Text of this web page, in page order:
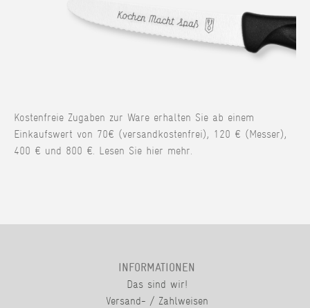
Kostenfreie Zugaben zur Ware erhalten Sie ab einem
Einkaufswert von 70€ (versandkostenfrei), 120 € (Messer),
400 € und 800 €. Lesen Sie hier mehr.
INFORMATIONEN
Das sind wir!
Versand- / Zahlweisen